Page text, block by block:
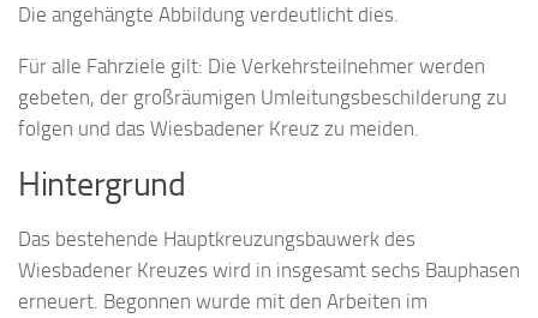
Die angehängte Abbildung verdeutlicht dies.
Für alle Fahrziele gilt: Die Verkehrsteilnehmer werden
gebeten, der großräumigen Umleitungsbeschilderung zu
folgen und das Wiesbadener Kreuz zu meiden.
Hintergrund
Das bestehende Hauptkreuzungsbauwerk des
Wiesbadener Kreuzes wird in insgesamt sechs Bauphasen
erneuert. Begonnen wurde mit den Arbeiten im